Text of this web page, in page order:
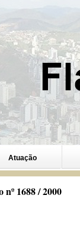
Atuação
1688 / 2000